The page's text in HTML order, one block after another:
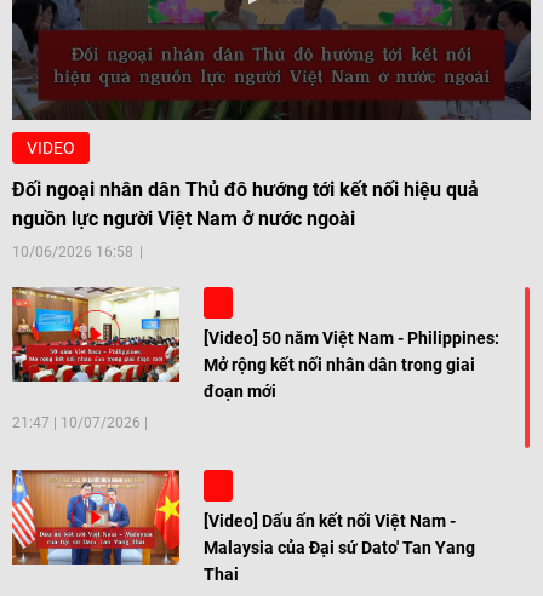
VIDEO
Đối ngoại nhân dân Thủ đô hướng tới kết nối hiệu quả
nguồn lực người Việt Nam ở nước ngoài
10/06/2026 16:58
[Video] 50 năm Việt Nam - Philippines:
Mở rộng kết nối nhân dân trong giai
đoạn mới
21:47 10/07/2026
[Video] Dấu ấn kết nối Việt Nam -
Malaysia của Đại sứ Dato' Tan Yang
Thai